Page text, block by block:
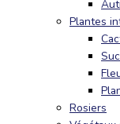
Plantes
Rosiers